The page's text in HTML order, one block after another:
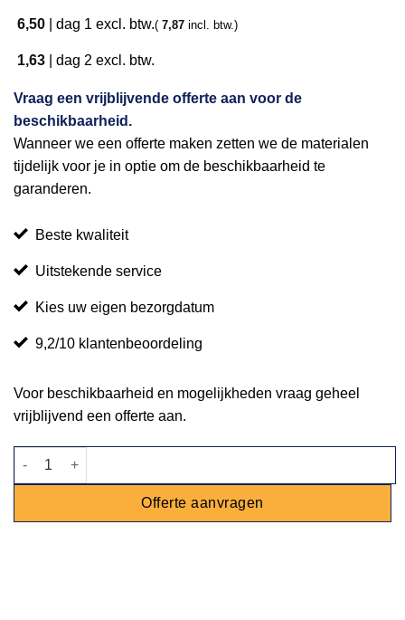
6,50 dag 1 excl. btw.( 7,87 incl. btw.)
1,63 dag 2 excl. btw.
Vraag een vrijblijvende offerte aan voor de
beschikbaarheid.
Wanneer we een offerte maken zetten we de materialen
tijdelijk voor je in optie om de beschikbaarheid te
garanderen.
Beste kwaliteit
Uitstekende service
Kies uw eigen bezorgdatum
9,2/10 klantenbeoordeling
Voor beschikbaarheid en mogelijkheden vraag geheel
vrijblijvend een offerte aan.
Stoel Napoleon zwart aantal
Offerte aanvragen